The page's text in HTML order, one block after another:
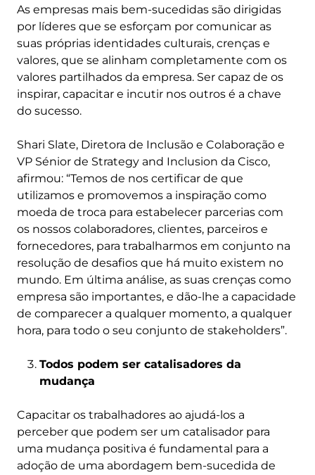
As empresas mais bem-sucedidas são dirigidas
por líderes que se esforçam por comunicar as
suas próprias identidades culturais, crenças e
valores, que se alinham completamente com os
valores partilhados da empresa. Ser capaz de os
inspirar, capacitar e incutir nos outros é a chave
do sucesso.
Shari Slate, Diretora de Inclusão e Colaboração e
VP Sénior de Strategy and Inclusion da Cisco,
afirmou: “Temos de nos certificar de que
utilizamos e promovemos a inspiração como
moeda de troca para estabelecer parcerias com
os nossos colaboradores, clientes, parceiros e
fornecedores, para trabalharmos em conjunto na
resolução de desafios que há muito existem no
mundo. Em última análise, as suas crenças como
empresa são importantes, e dão-lhe a capacidade
de comparecer a qualquer momento, a qualquer
hora, para todo o seu conjunto de stakeholders”.
Todos podem ser catalisadores da
mudança
Capacitar os trabalhadores ao ajudá-los a
perceber que podem ser um catalisador para
uma mudança positiva é fundamental para a
adoção de uma abordagem bem-sucedida de